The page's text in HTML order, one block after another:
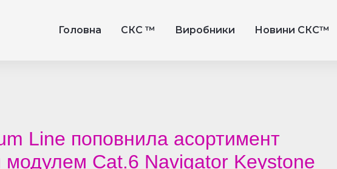
Головна СКС ™ Виробники Новини СКС™
Line поповнила асортимент
модулем Cat.6 Navigator Keystone